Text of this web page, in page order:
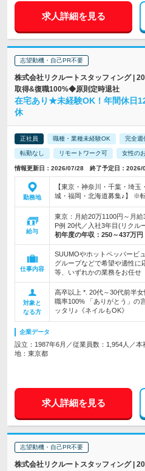
求人詳細を見る
志望動機・自己PR不要
株式会社リクルートスタッフィング |
取得&復職100%◆原則定時退社
在宅あり★未経験OK！年間休日
休
正社員 職種・業種未経験OK 完全週
転勤なし リモートワーク可 女性の
情報更新日：2026/07/28 終了予定日：2026/
勤務地
【東京・神奈川・千葉・埼
城・福岡・北海道募集♪】 ※
給与
東京：月給20万1100円～月
P例 20代／入社3年目(リクル
初年度の年収： 250～437万円
仕事内容
SUUMOやホットペッパービ
グループなどで希望や適性に
等、いずれかの業務をお任せ
対象と
なる方
高卒以上 *. 20代～30代前半
職率100% 「ありがとう」の
ッタリ♪《ネイルもOK》
企業データ
設立：1987年6月／従業員数：1,954人／本
地：東京都
求人詳細を見る
志望動機・自己PR不要
株式会社リクルートスタッフィング |